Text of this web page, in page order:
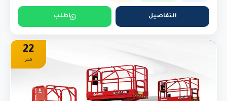
التفاصيل اطلب
22
متر